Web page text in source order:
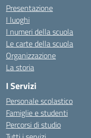
Presentazione
I luoghi
I numeri della scuola
Le carte della scuola
Organizzazione
La storia
I Servizi
Personale scolastico
Famiglie e studenti
Percorsi di studio